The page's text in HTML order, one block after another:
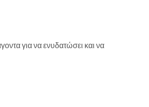
για να ενυδατώσει και να